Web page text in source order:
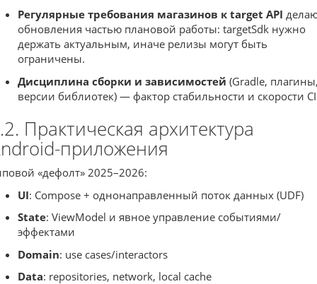
Регулярные требования магазинов к target API
обновления частью плановой работы: targetSdk нужно
держать актуальным, иначе релизы могут быть
ограничены.
Дисциплина сборки и зависимостей (Gradle,
версии библиотек) — фактор стабильности и скорости
Практическая архитектура
приложения
«дефолт» 2025–2026:
UI: Compose + однонаправленный поток данных (UDF)
State: ViewModel и явное управление событиями/
эффектами
Domain: use cases/interactors
Data: repositories, network, local cache